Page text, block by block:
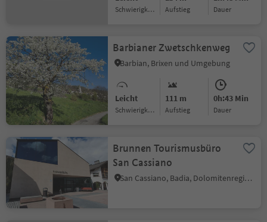
Schwierigkeitsgrad Aufstieg Dauer
Barbianer Zwetschkenweg
Barbian, Brixen und Umgebung
Leicht
Schwierigkeitsgrad
111 m
Aufstieg
0h:43 Min
Dauer
Brunnen Tourismusbüro
San Cassiano
San Cassiano, Badia, Dolomitenregion Alta Badia